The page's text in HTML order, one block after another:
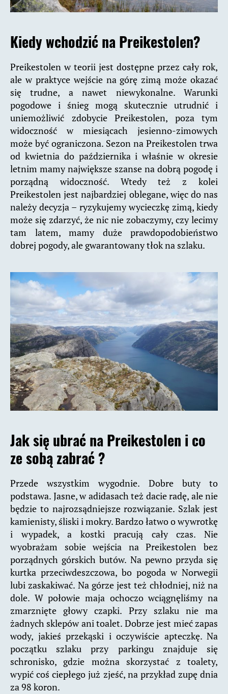
Kiedy wchodzić na Preikestolen?
Preikestolen w teorii jest dostępne przez cały rok,
ale w praktyce wejście na górę zimą może okazać
się trudne, a nawet niewykonalne. Warunki
pogodowe i śnieg mogą skutecznie utrudnić i
uniemożliwić zdobycie Preikestolen, poza tym
widoczność w miesiącach jesienno-zimowych
może być ograniczona. Sezon na Preikestolen trwa
od kwietnia do października i właśnie w okresie
letnim mamy największe szanse na dobrą pogodę i
porządną widoczność. Wtedy też z kolei
Preikestolen jest najbardziej oblegane, więc do nas
należy decyzja – ryzykujemy wycieczkę zimą, kiedy
może się zdarzyć, że nic nie zobaczymy, czy lecimy
tam latem, mamy duże prawdopodobieństwo
dobrej pogody, ale gwarantowany tłok na szlaku.
Jak się ubrać na Preikestolen i co
ze sobą zabrać ?
Przede wszystkim wygodnie. Dobre buty to
podstawa. Jasne, w adidasach też dacie radę, ale nie
będzie to najrozsądniejsze rozwiązanie. Szlak jest
kamienisty, śliski i mokry. Bardzo łatwo o wywrotkę
i wypadek, a kostki pracują cały czas. Nie
wyobrażam sobie wejścia na Preikestolen bez
porządnych górskich butów. Na pewno przyda się
kurtka przeciwdeszczowa, bo pogoda w Norwegii
lubi zaskakiwać. Na górze jest też chłodniej, niż na
dole. W połowie maja ochoczo wciągnęliśmy na
zmarznięte głowy czapki. Przy szlaku nie ma
żadnych sklepów ani toalet. Dobrze jest mieć zapas
wody, jakieś przekąski i oczywiście apteczkę. Na
początku szlaku przy parkingu znajduje się
schronisko, gdzie można skorzystać z toalety,
wypić coś ciepłego już zjeść, na przykład zupę dnia
za 98 koron.